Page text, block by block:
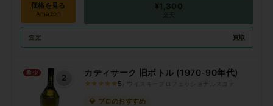
価格を見る
Amazon
¥1,300
楽天
査定 買取
2
希少 カティサーク 旧ボトル (1970-90年代)
★★★★★ 5
💎 プロのおすすめ